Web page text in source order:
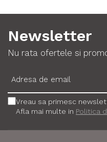
Newsletter
Nu rata ofertele si
Vreau sa primesc
Afla mai multe in Politica